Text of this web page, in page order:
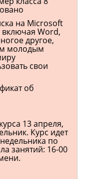
на Microsoft
включая Word,
другое,
молодым
свои
об
13 апреля,
Курс идет
по
занятий: 16-00